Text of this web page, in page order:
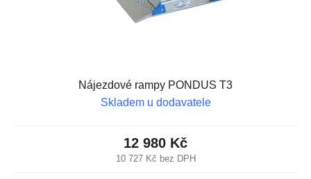
Nájezdové rampy PONDUS T3
Skladem u dodavatele
10 727 Kč bez DPH
12 980 Kč